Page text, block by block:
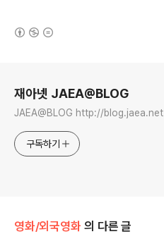
재아넷 JAEA@BLOG
JAEA@BLOG http://blog.jaea.net
구독하기
영화/외국영화 의 다른 글